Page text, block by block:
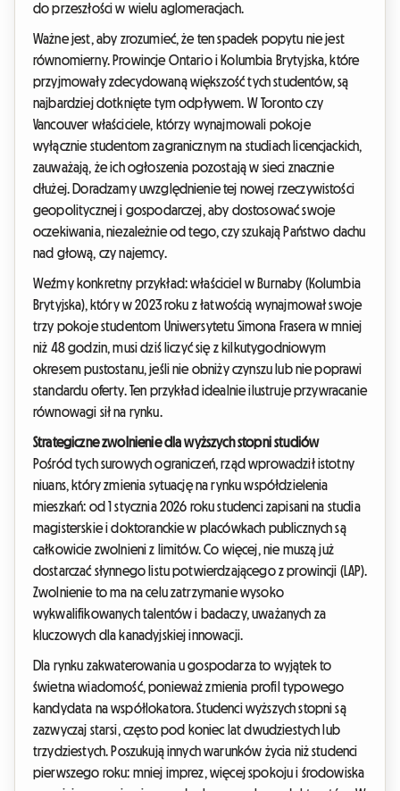
do przeszłości w wielu aglomeracjach.
Ważne jest, aby zrozumieć, że ten spadek popytu nie jest
równomierny. Prowincje Ontario i Kolumbia Brytyjska, które
przyjmowały zdecydowaną większość tych studentów, są
najbardziej dotknięte tym odpływem. W Toronto czy
Vancouver właściciele, którzy wynajmowali pokoje
wyłącznie studentom zagranicznym na studiach licencjackich,
zauważają, że ich ogłoszenia pozostają w sieci znacznie
dłużej. Doradzamy uwzględnienie tej nowej rzeczywistości
geopolitycznej i gospodarczej, aby dostosować swoje
oczekiwania, niezależnie od tego, czy szukają Państwo dachu
nad głową, czy najemcy.
Weźmy konkretny przykład: właściciel w Burnaby (Kolumbia
Brytyjska), który w 2023 roku z łatwością wynajmował swoje
trzy pokoje studentom Uniwersytetu Simona Frasera w mniej
niż 48 godzin, musi dziś liczyć się z kilkutygodniowym
okresem pustostanu, jeśli nie obniży czynszu lub nie poprawi
standardu oferty. Ten przykład idealnie ilustruje przywracanie
równowagi sił na rynku.
Strategiczne zwolnienie dla wyższych stopni studiów
Pośród tych surowych ograniczeń, rząd wprowadził istotny
niuans, który zmienia sytuację na rynku współdzielenia
mieszkań: od 1 stycznia 2026 roku studenci zapisani na studia
magisterskie i doktoranckie w placówkach publicznych są
całkowicie zwolnieni z limitów. Co więcej, nie muszą już
dostarczać słynnego listu potwierdzającego z prowincji (LAP).
Zwolnienie to ma na celu zatrzymanie wysoko
wykwalifikowanych talentów i badaczy, uważanych za
kluczowych dla kanadyjskiej innowacji.
Dla rynku zakwaterowania u gospodarza to wyjątek to
świetna wiadomość, ponieważ zmienia profil typowego
kandydata na współlokatora. Studenci wyższych stopni są
zazwyczaj starsi, często pod koniec lat dwudziestych lub
trzydziestych. Poszukują innych warunków życia niż studenci
pierwszego roku: mniej imprez, więcej spokoju i środowiska